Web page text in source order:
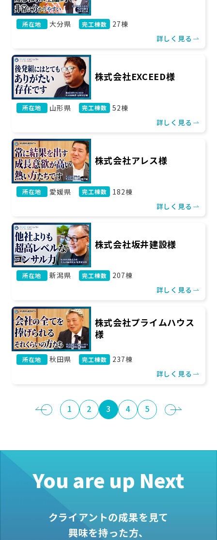
所在地 大分県 完工棟数
27棟
詳しく見る
株式会社EXCEED様
所在地 山形県 完工棟数
52棟
詳しく見る
株式会社アレス様
所在地 愛媛県 完工棟数
182棟
詳しく見る
株式会社坂井建設様
所在地 新潟県 完工棟数
207棟
詳しく見る
株式会社プライムハウス
様
所在地 秋田県 完工棟数
237棟
詳しく見る
1 2 3 4 5
You are up Next
クライアントの成果を見て
興味を持った方、